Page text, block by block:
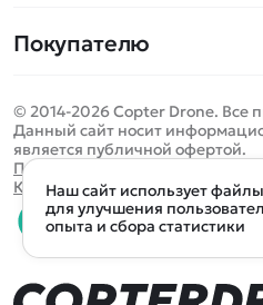
Спецтехника
Игрушки
Запчасти для моделей
Бренды
Покупателю
Оплата и доставка
Помощь
Отследить заказ
Оплата на сайте
© 2014-2026 Copter Drone. Все
Данный сайт носит
является публичной офертой.
Политика конфиденциальности
Карта сайта
0 товаров
0 ₽
Определить
Санкт-Петербург Москва
Все подборки
Наш сайт использует
для улучшения
опыта и сбора статистики